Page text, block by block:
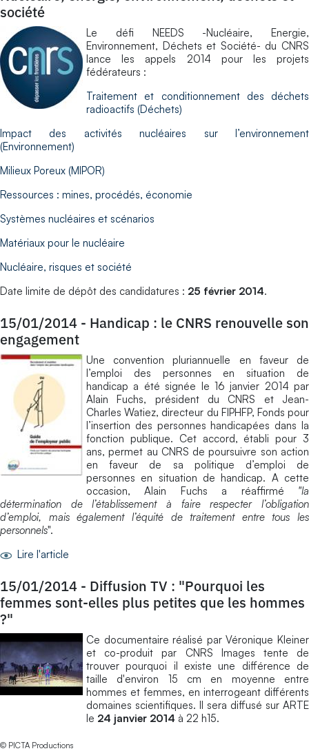
société
Le défi NEEDS -Nucléaire, Energie,
Environnement, Déchets et Société- du CNRS
lance les appels 2014 pour les projets
fédérateurs :
Traitement et conditionnement des déchets
radioactifs (Déchets)
Impact des activités nucléaires sur l’environnement
(Environnement)
Milieux Poreux (MIPOR)
Ressources : mines, procédés, économie
Systèmes nucléaires et scénarios
Matériaux pour le nucléaire
Nucléaire, risques et société
Date limite de dépôt des candidatures : 25 février 2014.
15/01/2014 - Handicap : le CNRS renouvelle son
engagement
Une convention pluriannuelle en faveur de
l’emploi des personnes en situation de
handicap a été signée le 16 janvier 2014 par
Alain Fuchs, président du CNRS et Jean-
Charles Watiez, directeur du FIPHFP, Fonds pour
l’insertion des personnes handicapées dans la
fonction publique. Cet accord, établi pour 3
ans, permet au CNRS de poursuivre son action
en faveur de sa politique d’emploi de
personnes en situation de handicap. A cette
occasion, Alain Fuchs a réaffirmé "la
détermination de l’établissement à faire respecter l’obligation
d’emploi, mais également l’équité de traitement entre tous les
personnels".
Lire l'article
15/01/2014 - Diffusion TV : "Pourquoi les
femmes sont-elles plus petites que les hommes
?"
Ce documentaire réalisé par Véronique Kleiner
et co-produit par CNRS Images tente de
trouver pourquoi il existe une différence de
taille d'environ 15 cm en moyenne entre
hommes et femmes, en interrogeant différents
domaines scientifiques. Il sera diffusé sur ARTE
le 24 janvier 2014 à 22 h15.
© PICTA Productions